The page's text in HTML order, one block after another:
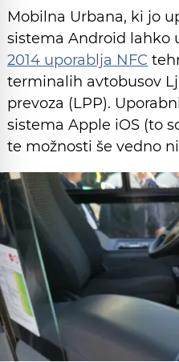
Mobilna Urbana, ki jo
sistema Android lahko
2014 uporablja NFC
terminalih avtobusov
prevoza (LPP).
sistema Apple iOS (to
te možnosti še vedno